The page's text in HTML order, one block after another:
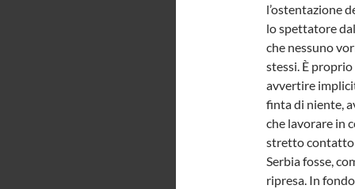
l’ostentazione
lo spettatore
che nessuno
stessi. È
avvertire
finta di niente,
che lavorare in
stretto contatto
Serbia fosse,
ripresa. In